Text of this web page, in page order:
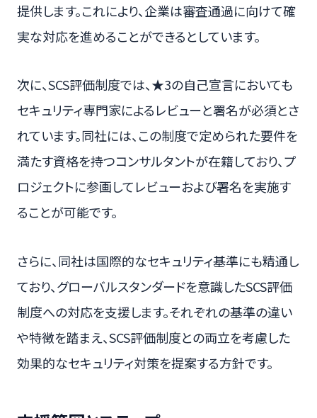
提供します。これにより、企業は審査通過に向けて確
実な対応を進めることができるとしています。
次に、SCS評価制度では、★3の自己宣言においても
セキュリティ専門家によるレビューと署名が必須とさ
れています。同社には、この制度で定められた要件を
満たす資格を持つコンサルタントが在籍しており、プ
ロジェクトに参画してレビューおよび署名を実施す
ることが可能です。
さらに、同社は国際的なセキュリティ基準にも精通し
ており、グローバルスタンダードを意識したSCS評価
制度への対応を支援します。それぞれの基準の違い
や特徴を踏まえ、SCS評価制度との両立を考慮した
効果的なセキュリティ対策を提案する方針です。